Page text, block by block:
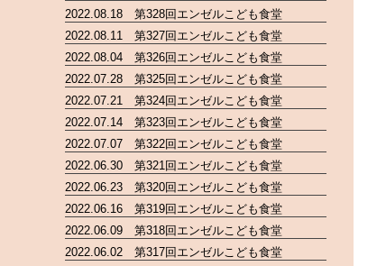
2022.08.18 第328回エンゼルこども食堂
2022.08.11 第327回エンゼルこども食堂
2022.08.04 第326回エンゼルこども食堂
2022.07.28 第325回エンゼルこども食堂
2022.07.21 第324回エンゼルこども食堂
2022.07.14 第323回エンゼルこども食堂
2022.07.07 第322回エンゼルこども食堂
2022.06.30 第321回エンゼルこども食堂
2022.06.23 第320回エンゼルこども食堂
2022.06.16 第319回エンゼルこども食堂
2022.06.09 第318回エンゼルこども食堂
2022.06.02 第317回エンゼルこども食堂